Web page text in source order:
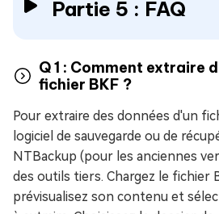
Partie 5 : FAQ
Q 1 : Comment extraire
fichier BKF ?
Pour extraire des données d'un
logiciel de sauvegarde ou de
NTBackup (pour les anciennes
des outils tiers. Chargez le fichier
prévisualisez son contenu et